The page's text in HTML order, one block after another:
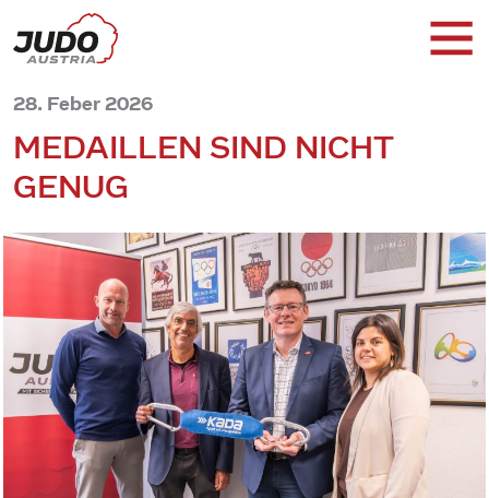
28. Feber 2026
MEDAILLEN SIND NICHT
GENUG